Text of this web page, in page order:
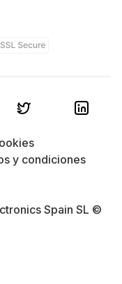
Spain SL ©
y condiciones